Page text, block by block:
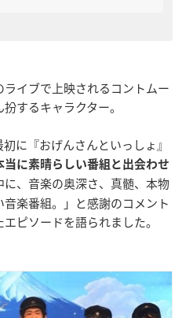
イブで上映されるコントムー
するキャラクター。
に『おげんさんといっしょ』
当に素晴らしい番組と出会わせ
に、音楽の奥深さ、真髄、本物
楽番組。」と感謝のコメント
ピソードを語られました。